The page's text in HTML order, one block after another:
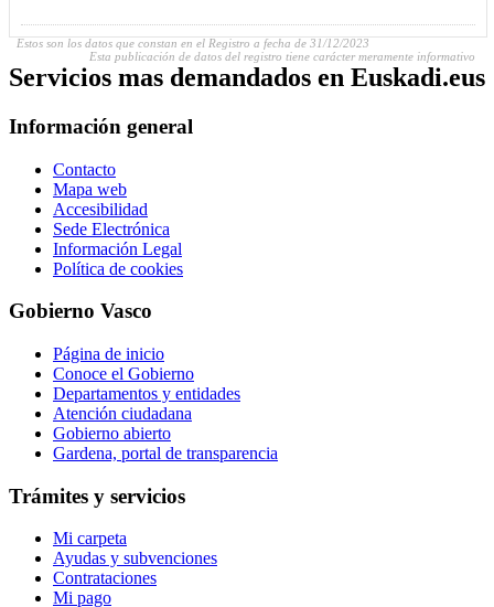
Estos son los datos que constan en el Registro a fecha de 31/12/2023
Esta publicación de datos del registro tiene carácter meramente informativo
Servicios mas demandados en Euskadi.eus
Información general
Contacto
Mapa web
Accesibilidad
Sede Electrónica
Información Legal
Política de cookies
Gobierno Vasco
Página de inicio
Conoce el Gobierno
Departamentos y entidades
Atención ciudadana
Gobierno abierto
Gardena, portal de transparencia
Trámites y servicios
Mi carpeta
Ayudas y subvenciones
Contrataciones
Mi pago